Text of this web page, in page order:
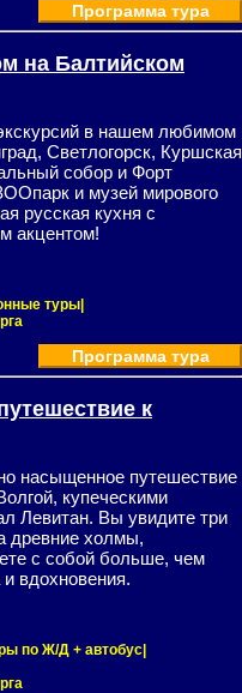
Программа тура
на Балтийском
в нашем любимом
Светлогорск, Куршская
собор и Форт
и музей мирового
русская кухня с
акцентом!
туры|
Программа тура
к
насыщенное путешествие
купеческими
Левитан. Вы увидите три
древние холмы,
с собой больше, чем
вдохновения.
по Ж/Д + автобус|